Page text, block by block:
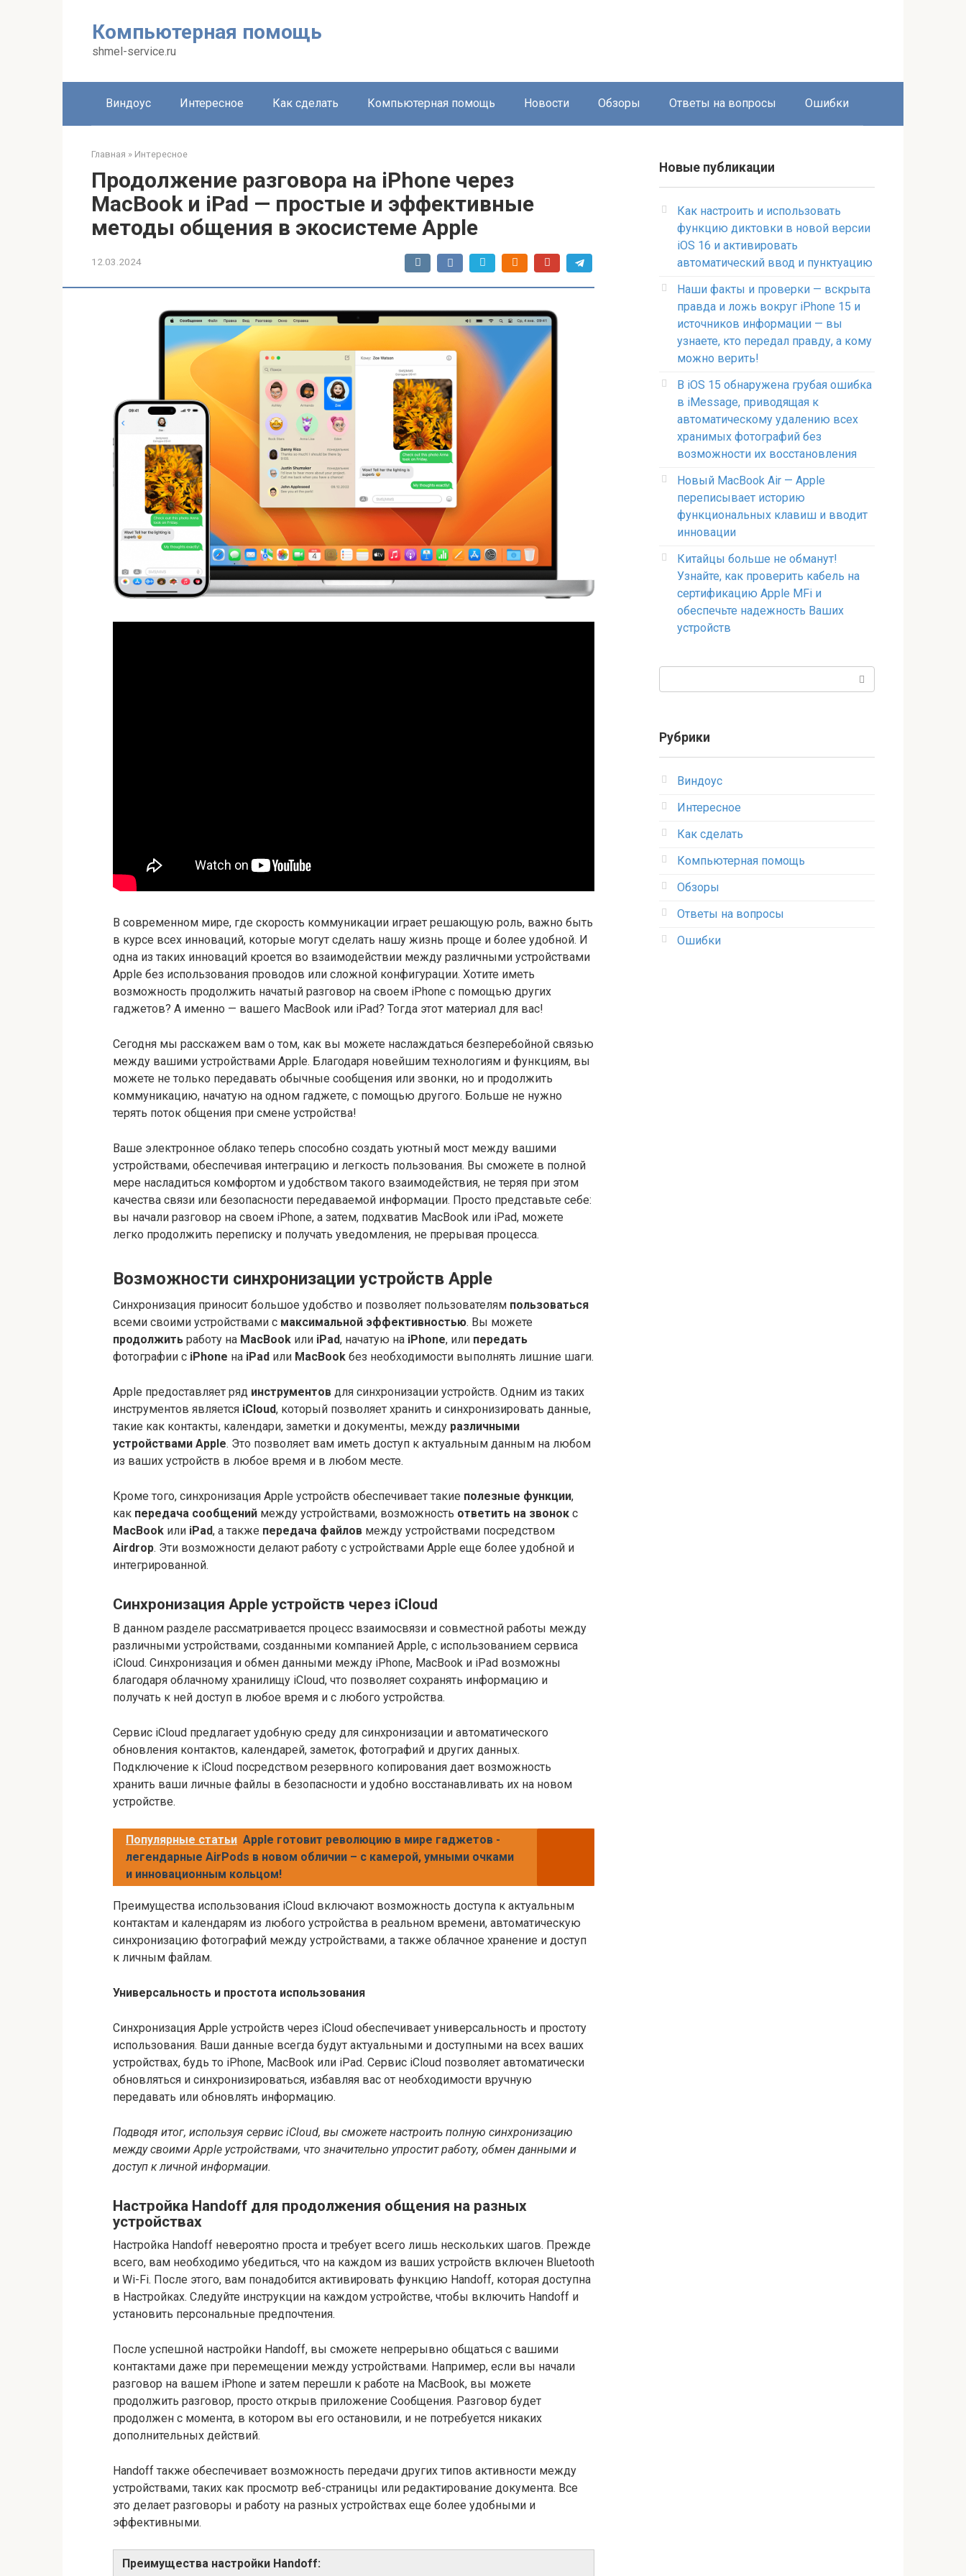
Компьютерная помощь
shmel-service.ru
Виндоус Интересное Как сделать Компьютерная помощь Новости Обзоры Ответы на вопросы Ошибки
Главная » Интересное
Продолжение разговора на iPhone через
MacBook и iPad — простые и эффективные
методы общения в экосистеме Apple
12.03.2024
В современном мире, где скорость коммуникации играет решающую роль, важно быть
в курсе всех инноваций, которые могут сделать нашу жизнь проще и более удобной. И
одна из таких инноваций кроется во взаимодействии между различными устройствами
Apple без использования проводов или сложной конфигурации. Хотите иметь
возможность продолжить начатый разговор на своем iPhone с помощью других
гаджетов? А именно — вашего MacBook или iPad? Тогда этот материал для вас!
Сегодня мы расскажем вам о том, как вы можете наслаждаться безперебойной связью
между вашими устройствами Apple. Благодаря новейшим технологиям и функциям, вы
можете не только передавать обычные сообщения или звонки, но и продолжить
коммуникацию, начатую на одном гаджете, с помощью другого. Больше не нужно
терять поток общения при смене устройства!
Ваше электронное облако теперь способно создать уютный мост между вашими
устройствами, обеспечивая интеграцию и легкость пользования. Вы сможете в полной
мере насладиться комфортом и удобством такого взаимодействия, не теряя при этом
качества связи или безопасности передаваемой информации. Просто представьте себе:
вы начали разговор на своем iPhone, а затем, подхватив MacBook или iPad, можете
легко продолжить переписку и получать уведомления, не прерывая процесса.
Возможности синхронизации устройств Apple
Синхронизация приносит большое удобство и позволяет пользователям пользоваться
всеми своими устройствами с максимальной эффективностью. Вы можете
продолжить работу на MacBook или iPad, начатую на iPhone, или передать
фотографии с iPhone на iPad или MacBook без необходимости выполнять лишние шаги.
Apple предоставляет ряд инструментов для синхронизации устройств. Одним из таких
инструментов является iCloud, который позволяет хранить и синхронизировать данные,
такие как контакты, календари, заметки и документы, между различными
устройствами Apple. Это позволяет вам иметь доступ к актуальным данным на любом
из ваших устройств в любое время и в любом месте.
Кроме того, синхронизация Apple устройств обеспечивает такие полезные функции,
как передача сообщений между устройствами, возможность ответить на звонок с
MacBook или iPad, а также передача файлов между устройствами посредством
Airdrop. Эти возможности делают работу с устройствами Apple еще более удобной и
интегрированной.
Синхронизация Apple устройств через iCloud
В данном разделе рассматривается процесс взаимосвязи и совместной работы между
различными устройствами, созданными компанией Apple, с использованием сервиса
iCloud. Синхронизация и обмен данными между iPhone, MacBook и iPad возможны
благодаря облачному хранилищу iCloud, что позволяет сохранять информацию и
получать к ней доступ в любое время и с любого устройства.
Сервис iCloud предлагает удобную среду для синхронизации и автоматического
обновления контактов, календарей, заметок, фотографий и других данных.
Подключение к iCloud посредством резервного копирования дает возможность
хранить ваши личные файлы в безопасности и удобно восстанавливать их на новом
устройстве.
Популярные статьи Apple готовит революцию в мире гаджетов -
легендарные AirPods в новом обличии – с камерой, умными очками
и инновационным кольцом!
Преимущества использования iCloud включают возможность доступа к актуальным
контактам и календарям из любого устройства в реальном времени, автоматическую
синхронизацию фотографий между устройствами, а также облачное хранение и доступ
к личным файлам.
Универсальность и простота использования
Синхронизация Apple устройств через iCloud обеспечивает универсальность и простоту
использования. Ваши данные всегда будут актуальными и доступными на всех ваших
устройствах, будь то iPhone, MacBook или iPad. Сервис iCloud позволяет автоматически
обновляться и синхронизироваться, избавляя вас от необходимости вручную
передавать или обновлять информацию.
Подводя итог, используя сервис iCloud, вы сможете настроить полную синхронизацию
между своими Apple устройствами, что значительно упростит работу, обмен данными и
доступ к личной информации.
Настройка Handoff для продолжения общения на разных
устройствах
Настройка Handoff невероятно проста и требует всего лишь нескольких шагов. Прежде
всего, вам необходимо убедиться, что на каждом из ваших устройств включен Bluetooth
и Wi-Fi. После этого, вам понадобится активировать функцию Handoff, которая доступна
в Настройках. Следуйте инструкции на каждом устройстве, чтобы включить Handoff и
установить персональные предпочтения.
После успешной настройки Handoff, вы сможете непрерывно общаться с вашими
контактами даже при перемещении между устройствами. Например, если вы начали
разговор на вашем iPhone и затем перешли к работе на MacBook, вы можете
продолжить разговор, просто открыв приложение Сообщения. Разговор будет
продолжен с момента, в котором вы его остановили, и не потребуется никаких
дополнительных действий.
Handoff также обеспечивает возможность передачи других типов активности между
устройствами, таких как просмотр веб-страницы или редактирование документа. Все
это делает разговоры и работу на разных устройствах еще более удобными и
эффективными.
Преимущества настройки Handoff:
Новые публикации
Как настроить и использовать
функцию диктовки в новой версии
iOS 16 и активировать
автоматический ввод и пунктуацию
Наши факты и проверки — вскрыта
правда и ложь вокруг iPhone 15 и
источников информации — вы
узнаете, кто передал правду, а кому
можно верить!
В iOS 15 обнаружена грубая ошибка
в iMessage, приводящая к
автоматическому удалению всех
хранимых фотографий без
возможности их восстановления
Новый MacBook Air — Apple
переписывает историю
функциональных клавиш и вводит
инновации
Китайцы больше не обманут!
Узнайте, как проверить кабель на
сертификацию Apple MFi и
обеспечьте надежность Ваших
устройств
Рубрики
Виндоус
Интересное
Как сделать
Компьютерная помощь
Обзоры
Ответы на вопросы
Ошибки